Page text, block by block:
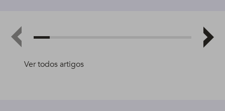
Ver todos artigos